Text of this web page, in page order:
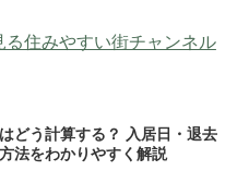
る住みやすい街チャンネル
どう計算する？ 入居日・退去
法をわかりやすく解説